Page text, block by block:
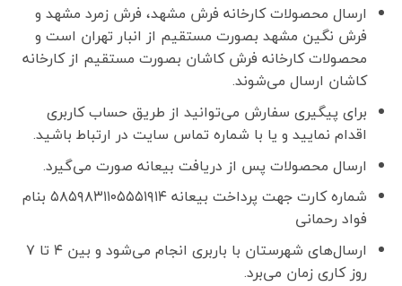
ارسال محصولات کارخانه فرش مشهد، فرش زمرد مشهد و
فرش نگین مشهد بصورت مستقیم از انبار تهران است و
محصولات کارخانه فرش کاشان بصورت مستقیم از کارخانه
کاشان ارسال می‌شوند.
برای پیگیری سفارش می‌توانید از طریق حساب کاربری
اقدام نمایید و یا با شماره تماس سایت در ارتباط باشید.
ارسال محصولات پس از دریافت بیعانه صورت می‌گیرد.
شماره کارت جهت پرداخت بیعانه ۵۸۵۹۸۳۱۱۰۵۵۵۱۹۱۴ بنام
فواد رحمانی
ارسال‌های شهرستان با باربری انجام می‌شود و بین ۴ تا ۷
روز کاری زمان می‌برد.